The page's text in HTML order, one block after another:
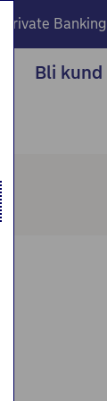
Private Banking
Bli kund